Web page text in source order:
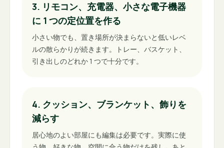
3. リモコン、充電器、小さな電子機器
に 1 つの定位置を作る
小さい物でも、置き場所が決まらないと低いレベ
ルの散らかりが続きます。トレー、バスケット、
引き出しのどれか 1 つで十分です。
4. クッション、ブランケット、飾りを
減らす
居心地のよい部屋にも編集は必要です。実際に使